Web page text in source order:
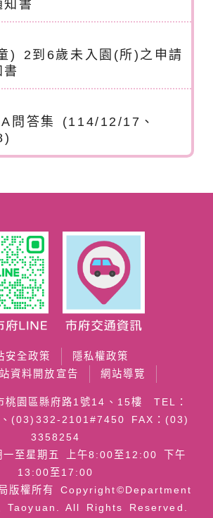
知書
) 2到6歲未入園(所)之申請
問答集 (114/12/17、
安全政策
隱私權政策
資料開放宣告
網站導覽
園區縣府路1號14、15樓 TEL：
(03)332-2101#7450 FAX：(03)
3358254
一至星期五 上午8:00至12:00 下午
13:00至17:00
局版權所有 Copyright©Department
Taoyuan. All Rights Reserved.